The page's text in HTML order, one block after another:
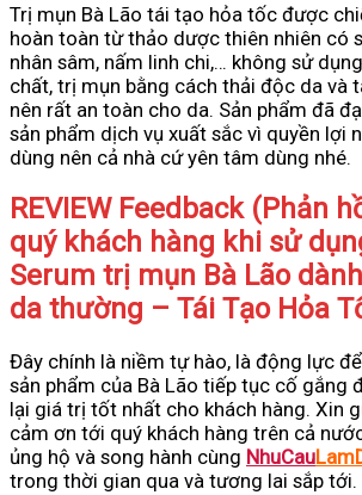
Trị mụn Bà Lão tái tạo hỏa tốc được
hoàn toàn từ thảo dược thiên nhiên có
nhân sâm, nấm linh chi,… không sử
chất, trị mụn bằng cách thải độc da và
nên rất an toàn cho da. Sản phẩm đã
sản phẩm dịch vụ xuất sắc vì quyền lợi
dùng nên cả nhà cứ yên tâm dùng nhé.
REVIEW Feedback (Phản
quý khách hàng khi sử
Serum trị mụn Bà Lão
da thường – Tái Tạo Hỏa
Đây chính là niềm tự hào, là động lực
sản phẩm của Bà Lão tiếp tục cố gắng
lại giá trị tốt nhất cho khách hàng. Xin
cảm ơn tới quý khách hàng trên cả
ủng hộ và song hành cùng NhuCau
trong thời gian qua và tương lai sắp tới.